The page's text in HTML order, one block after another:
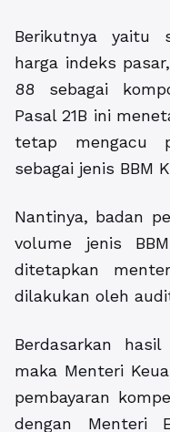
Berikutnya yaitu
harga indeks
88 sebagai
Pasal 21B ini
tetap mengacu
sebagai jenis BBM
Nantinya, badan
volume jenis
ditetapkan
dilakukan oleh
Berdasarkan
maka Menteri
pembayaran
dengan Menteri